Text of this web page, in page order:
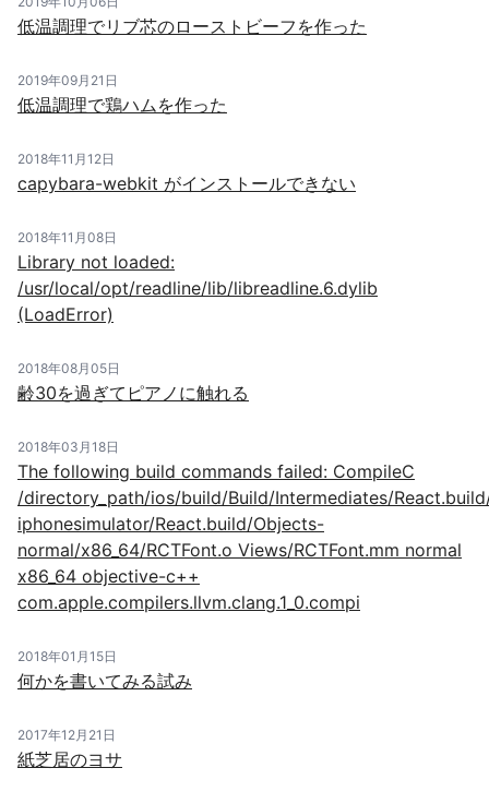
低温調理でリブ芯のローストビーフを作った
2019年09月21日
低温調理で鶏ハムを作った
2018年11月12日
capybara-webkit がインストールできない
2018年11月08日
Library not loaded:
/usr/local/opt/readline/lib/libreadline.6.dylib
(LoadError)
2018年08月05日
齢30を過ぎてピアノに触れる
2018年03月18日
The following build commands failed: CompileC
/directory_path/ios/build/Build/Intermediates/
iphonesimulator/React.build/Objects-
normal/x86_64/RCTFont.o Views/RCTFont.mm normal
x86_64 objective-c++
com.apple.compilers.llvm.clang.1_0.compi
2018年01月15日
何かを書いてみる試み
2017年12月21日
紙芝居のヨサ